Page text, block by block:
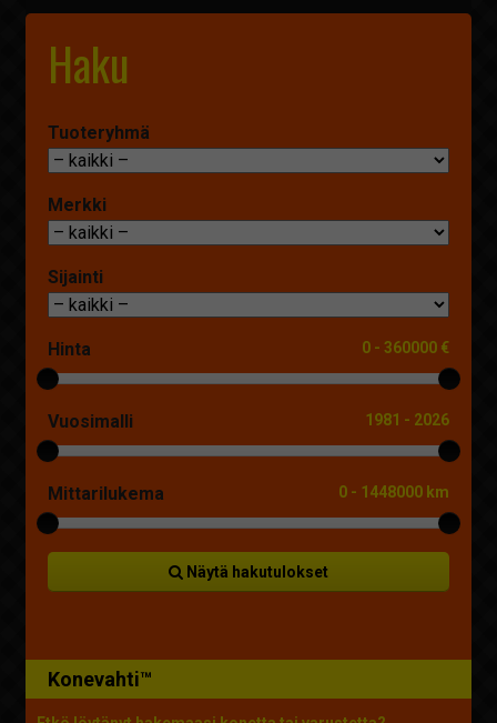
Haku
Tuoteryhmä
Merkki
Sijainti
0 -360000 €
Hinta
1981 - 2026
Vuosimalli
0 - 1448000 km
Mittarilukema
Näytä hakutulokset
Konevahti™